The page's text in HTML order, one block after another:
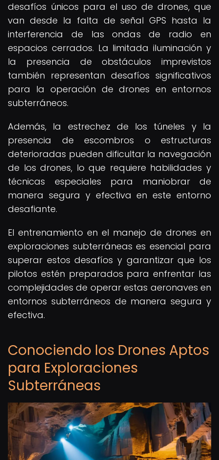
desafíos únicos para el uso de drones, que
van desde la falta de señal GPS hasta la
interferencia de las ondas de radio en
espacios cerrados. La limitada iluminación y
la presencia de obstáculos imprevistos
también representan desafíos significativos
para la operación de drones en entornos
subterráneos.
Además, la estrechez de los túneles y la
presencia de escombros o estructuras
deterioradas pueden dificultar la navegación
de los drones, lo que requiere habilidades y
técnicas especiales para maniobrar de
manera segura y efectiva en este entorno
desafiante.
El entrenamiento en el manejo de drones en
exploraciones subterráneas es esencial para
superar estos desafíos y garantizar que los
pilotos estén preparados para enfrentar las
complejidades de operar estas aeronaves en
entornos subterráneos de manera segura y
efectiva.
Conociendo los Drones Aptos
para Exploraciones
Subterráneas